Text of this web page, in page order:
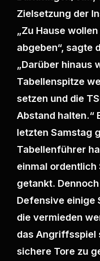
Zielsetzung der
„Zu Hause
abgeben“, sagte
„Darüber hinaus
Tabellenspitze
setzen und die
Abstand halten.“
letzten Samstag
Tabellenführer
einmal
getankt.
Defensive einige
die vermieden
das Angriffsspiel
sichere Tore zu